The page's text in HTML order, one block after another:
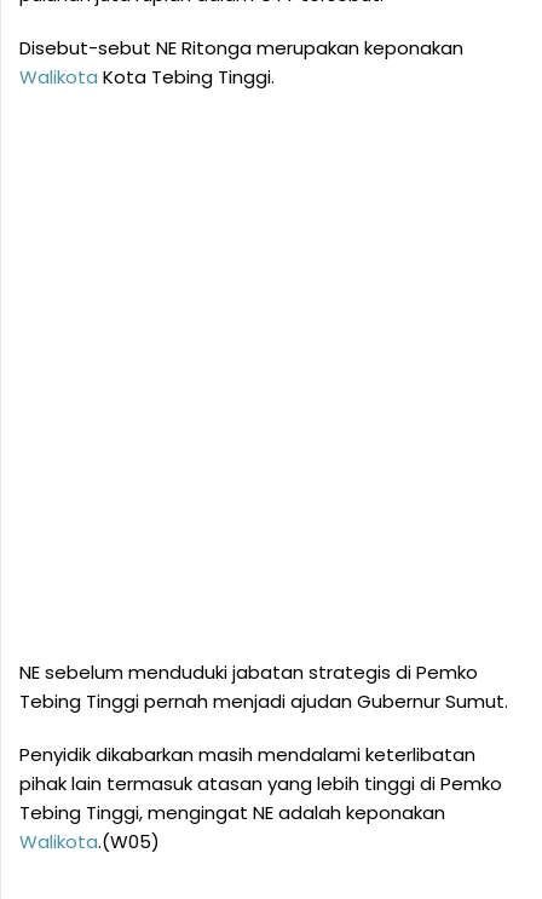
Disebut-sebut NE Ritonga merupakan keponakan
Walikota Kota Tebing Tinggi.
NE sebelum menduduki jabatan strategis di Pemko
Tebing Tinggi pernah menjadi ajudan Gubernur Sumut.
Penyidik dikabarkan masih mendalami keterlibatan
pihak lain termasuk atasan yang lebih tinggi di Pemko
Tebing Tinggi, mengingat NE adalah keponakan
Walikota.(W05)